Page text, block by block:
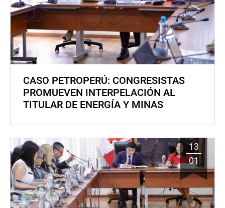
CASO PETROPERÚ: CONGRESISTAS
PROMUEVEN INTERPELACIÓN AL
TITULAR DE ENERGÍA Y MINAS
13
01